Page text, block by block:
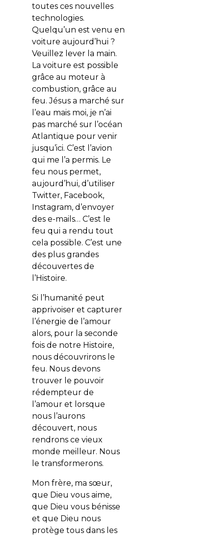
toutes ces nouvelles
technologies.
Quelqu’un est venu en
voiture aujourd’hui ?
Veuillez lever la main.
La voiture est possible
grâce au moteur à
combustion, grâce au
feu. Jésus a marché sur
l’eau mais moi, je n’ai
pas marché sur l’océan
Atlantique pour venir
jusqu’ici. C’est l’avion
qui me l’a permis. Le
feu nous permet,
aujourd’hui, d’utiliser
Twitter, Facebook,
Instagram, d’envoyer
des e-mails… C’est le
feu qui a rendu tout
cela possible. C’est une
des plus grandes
découvertes de
l’Histoire.
Si l’humanité peut
apprivoiser et capturer
l’énergie de l’amour
alors, pour la seconde
fois de notre Histoire,
nous découvrirons le
feu. Nous devons
trouver le pouvoir
rédempteur de
l’amour et lorsque
nous l’aurons
découvert, nous
rendrons ce vieux
monde meilleur. Nous
le transformerons.
Mon frère, ma sœur,
que Dieu vous aime,
que Dieu vous bénisse
et que Dieu nous
protège tous dans les